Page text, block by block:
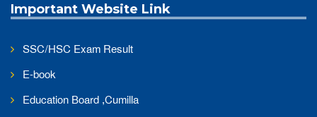
ইংলিশ ভার্সনে একাদশ শ্রেনীতে ভর্তি চলছে
||Published: August 3, 2023
Half Yearly Examination 2023 Notice
Important Website Link
SSC/HSC Exam Result
E-book
Education Board ,Cumilla